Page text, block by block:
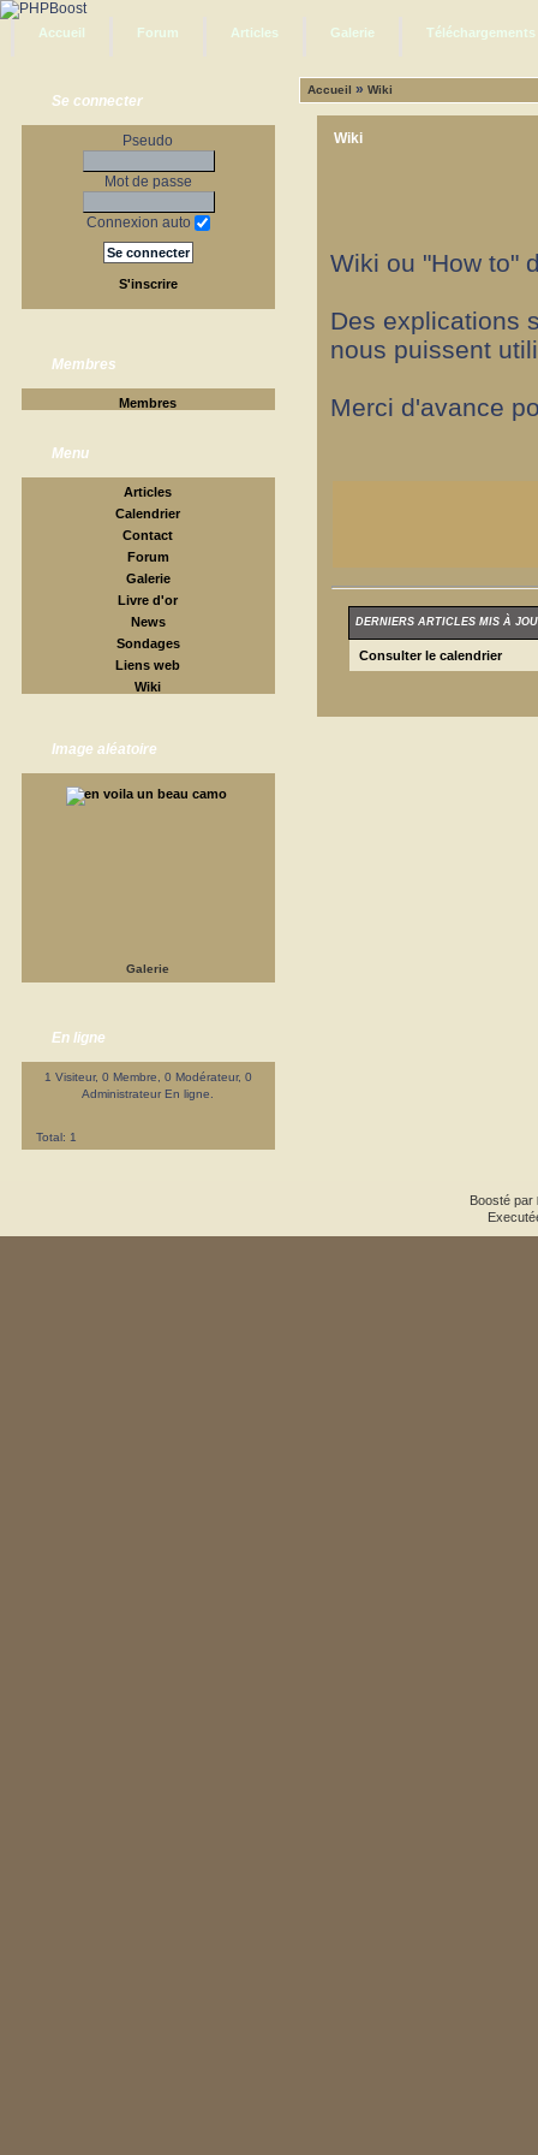
Accueil Forum Articles Galerie Téléchargements
Se connecter
Pseudo
Mot de passe
Connexion auto
S'inscrire
Membres
Membres
Menu
Articles
Calendrier
Contact
Forum
Galerie
Livre d'or
News
Sondages
Liens web
Wiki
Image aléatoire
Galerie
En ligne
1 Visiteur, 0 Membre, 0 Modérateur, 0
Administrateur En ligne.
Total: 1
Accueil »Wiki
Wiki
Wiki ou "How to"
Des explications
nous puissent
Merci d'avance
DERNIERS ARTICLES MIS À
Consulter le calendrier
Boosté par